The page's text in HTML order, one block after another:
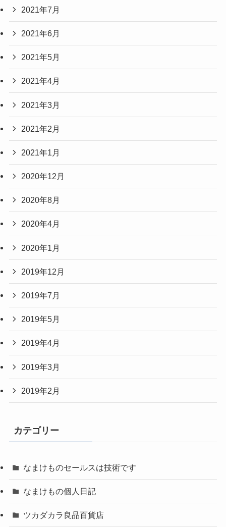
2021年7月
2021年6月
2021年5月
2021年4月
2021年3月
2021年2月
2021年1月
2020年12月
2020年8月
2020年4月
2020年1月
2019年12月
2019年7月
2019年5月
2019年4月
2019年3月
2019年2月
カテゴリー
なまけものセールスは技術です
なまけもの個人日記
ツカダカラ良品百貨店